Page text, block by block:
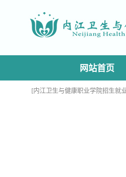
网站首页
[内江卫生与健康职业学院招生就